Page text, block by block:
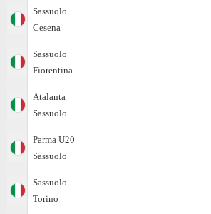
Sassuolo
Cesena
Sassuolo
Fiorentina
Atalanta
Sassuolo
Parma U20
Sassuolo
Sassuolo
Torino